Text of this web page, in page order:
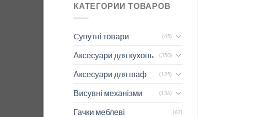
КАТЕГОРИИ ТОВАРОВ
Cупутні товари (45)
Аксесуари для кухонь (350)
Аксесуари для шаф (125)
Висувні механізми (136)
Гачки меблеві (67)